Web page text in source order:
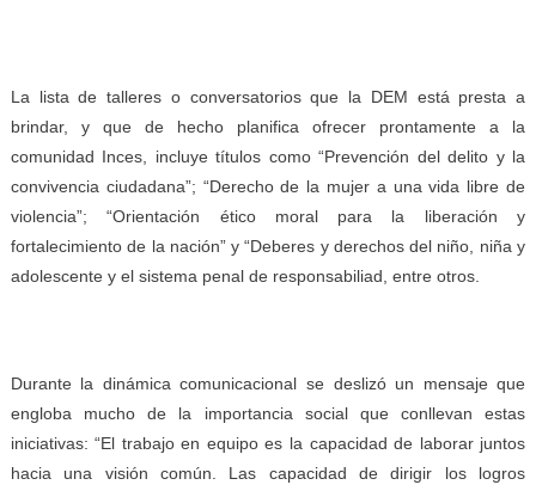
La lista de talleres o conversatorios que la DEM está presta a
brindar, y que de hecho planifica ofrecer prontamente a la
comunidad Inces, incluye títulos como “Prevención del delito y la
convivencia ciudadana”; “Derecho de la mujer a una vida libre de
violencia”; “Orientación ético moral para la liberación y
fortalecimiento de la nación” y “Deberes y derechos del niño, niña y
adolescente y el sistema penal de responsabiliad, entre otros.
Durante la dinámica comunicacional se deslizó un mensaje que
engloba mucho de la importancia social que conllevan estas
iniciativas: “El trabajo en equipo es la capacidad de laborar juntos
hacia una visión común. Las capacidad de dirigir los logros